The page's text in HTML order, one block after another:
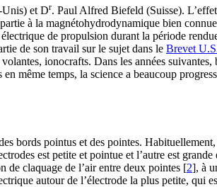
Unis) et Dr. Paul Alfred Biefeld (Suisse).
à la magnétohydrodynamique bien
de propulsion durant la période
de son travail sur le sujet dans le Brevet
ionocrafts. Dans les années suivantes,
même temps, la science a beaucoup
bords pointus et des pointes.
est petite et pointue et l’autre est
de claquage de l’air entre deux pointes [2], à
autour de l’électrode la plus petite, qui